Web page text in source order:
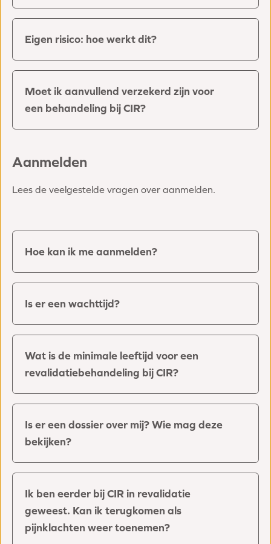
Eigen risico: hoe werkt dit?
Moet ik aanvullend verzekerd zijn voor
een behandeling bij CIR?
Aanmelden
Lees de veelgestelde vragen over aanmelden.
Hoe kan ik me aanmelden?
Is er een wachttijd?
Wat is de minimale leeftijd voor een
revalidatiebehandeling bij CIR?
Is er een dossier over mij? Wie mag deze
bekijken?
Ik ben eerder bij CIR in revalidatie
geweest. Kan ik terugkomen als
pijnklachten weer toenemen?